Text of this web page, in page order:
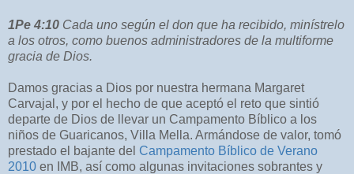
1Pe 4:10 Cada uno según el don que ha recibido, minístrelo
a los otros, como buenos administradores de la multiforme
gracia de Dios.
Damos gracias a Dios por nuestra hermana Margaret
Carvajal, y por el hecho de que aceptó el reto que sintió
departe de Dios de llevar un Campamento Bíblico a los
niños de Guaricanos, Villa Mella. Armándose de valor, tomó
prestado el bajante del Campamento Bíblico de Verano
2010 en IMB, así como algunas invitaciones sobrantes y